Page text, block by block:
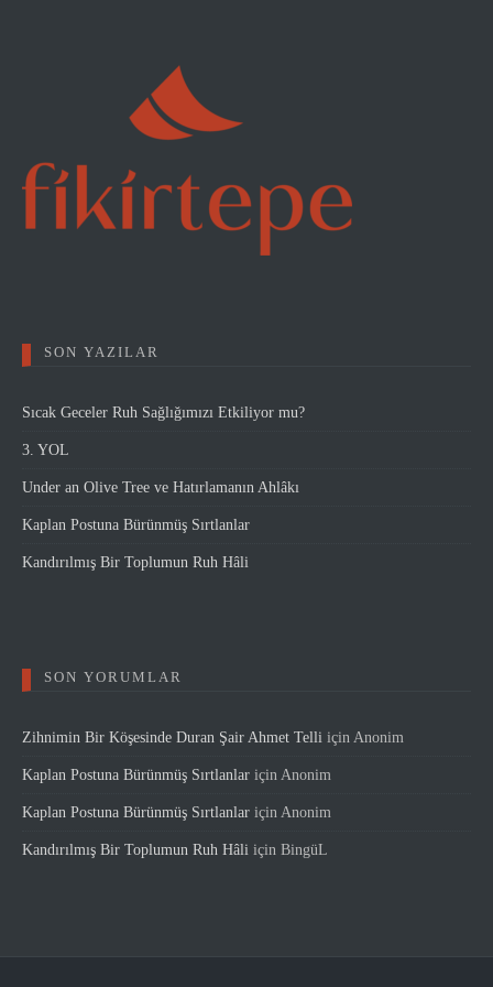
SON YAZILAR
Sıcak Geceler Ruh Sağlığımızı Etkiliyor mu?
3. YOL
Under an Olive Tree ve Hatırlamanın Ahlâkı
Kaplan Postuna Bürünmüş Sırtlanlar
Kandırılmış Bir Toplumun Ruh Hâli
SON YORUMLAR
Zihnimin Bir Köşesinde Duran Şair Ahmet Telli içinAnonim
Kaplan Postuna Bürünmüş Sırtlanlar içinAnonim
Kaplan Postuna Bürünmüş Sırtlanlar içinAnonim
Kandırılmış Bir Toplumun Ruh Hâli için BingüL